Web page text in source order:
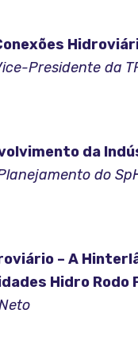
Presidente da
da
do
– A
Hidro